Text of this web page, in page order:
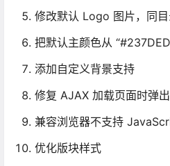
修改默认 Logo 图片，同
把默认主颜色从
添加自定义背景支持
修复 AJAX 加载页面时弹
兼容浏览器不支持
优化版块样式